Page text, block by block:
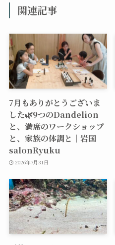
関連記事
7月もありがとうございま
した🌿9つのDandelion
と、満席のワークショップ
と、家族の体調と｜岩国
salonRyuku
2026年7月31日